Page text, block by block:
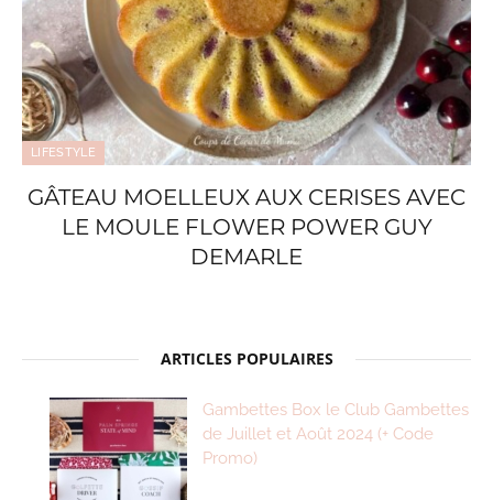
LIFESTYLE
GÂTEAU MOELLEUX AUX CERISES AVEC
LE MOULE FLOWER POWER GUY
DEMARLE
ARTICLES POPULAIRES
Gambettes Box le Club Gambettes
de Juillet et Août 2024 (+ Code
Promo)